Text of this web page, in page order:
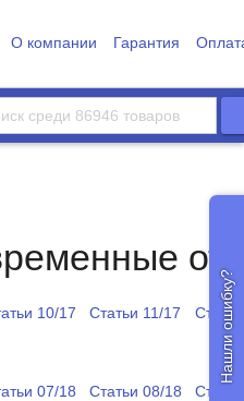
О компании Гарантия
10/17 Статьи 11/17
07/18 Статьи 08/18
Нашли ошибку?